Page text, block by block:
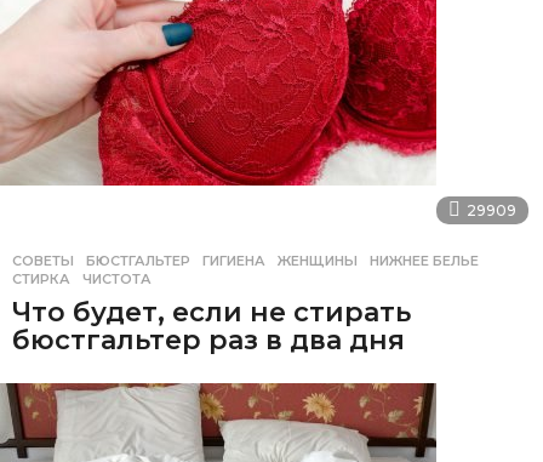
29909
СОВЕТЫ БЮСТГАЛЬТЕР ,ГИГИЕНА ,ЖЕНЩИНЫ ,НИЖНЕЕ БЕЛЬЕ
СТИРКА
,ЧИСТОТА
Что будет, если не стирать
бюстгальтер раз в два дня